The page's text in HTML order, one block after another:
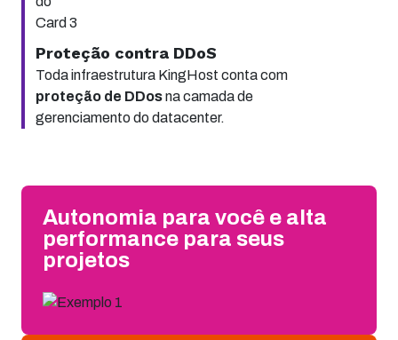
Proteção contra DDoS
Toda infraestrutura KingHost conta com
proteção de DDosna camada de
gerenciamento do datacenter.
Autonomia para você e alta
performance para seus
projetos